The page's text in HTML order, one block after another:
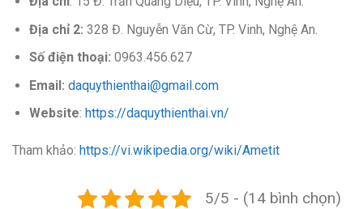
Địa chỉ 2: 328 Đ. Nguyễn Văn Cừ, TP. Vinh, Nghệ An.
Số điện thoại: 0963.456.627
Email: daquythienthai@gmail.com
Website: https://daquythienthai.vn/
Tham khảo: https://vi.wikipedia.org/wiki/Ametit
5/5 - (14 bình chọn)